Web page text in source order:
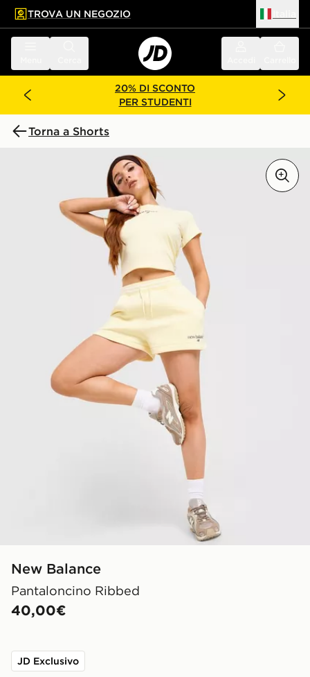
principale
a fondo pagina
TROVA UN NEGOZIO
20% DI SCONTO
PER STUDENTI
Torna a Shorts
New Balance
Pantaloncino Ribbed
40,00€
JD Exclusivo